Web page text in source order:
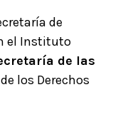
de
el Instituto
de las
los Derechos